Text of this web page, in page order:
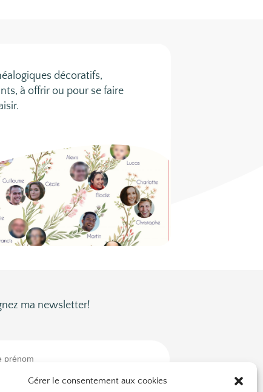
Gérer le consentement aux cookies
décoratifs,
à offrir ou pour se faire
ma newsletter!